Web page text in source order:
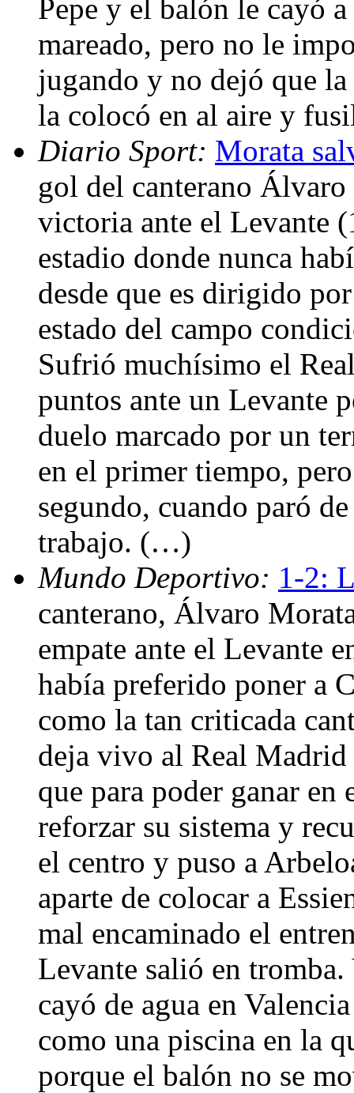
Pepe y el balón le cayó
mareado, pero no le
jugando y no dejó que la
la colocó en al aire y
Diario Sport: Morata
gol del canterano
victoria ante el Levante
estadio donde nunca
desde que es dirigido
estado del campo
Sufrió muchísimo el
puntos ante un Levante
duelo marcado por un
en el primer tiempo,
segundo, cuando paró
trabajo. (…)
Mundo Deportivo: 1-2:
canterano, Álvaro
empate ante el Levante
había preferido poner a
como la tan criticada
deja vivo al Real
que para poder ganar
reforzar su sistema y
el centro y puso a
aparte de colocar a
mal encaminado el
Levante salió en
cayó de agua en
como una piscina en la
porque el balón no se